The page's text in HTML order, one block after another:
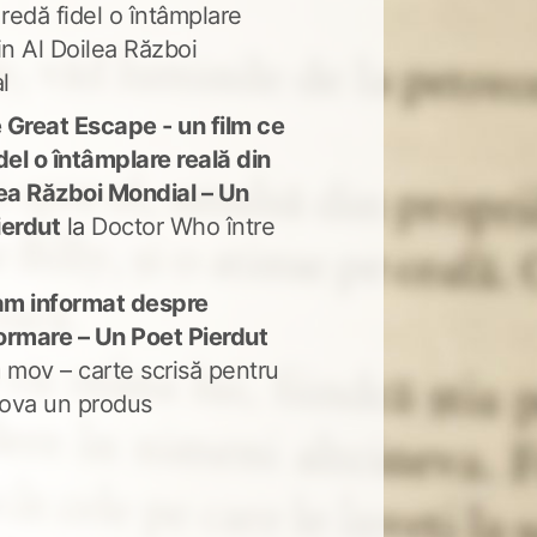
fidel o întâmplare
Al Doilea Război
Great Escape - un film ce
o întâmplare reală din
Război Mondial – Un
la Doctor Who între
informat despre
– Un Poet Pierdut
mov – carte scrisă pentru
un produs